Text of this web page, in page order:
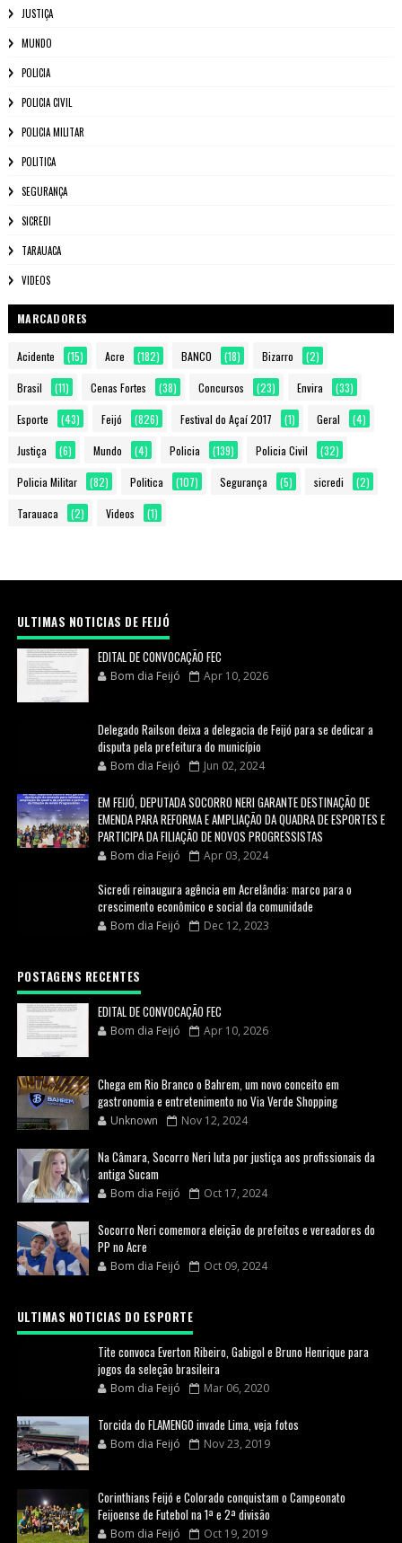
JUSTIÇA
MUNDO
POLICIA
POLICIA CIVIL
POLICIA MILITAR
POLITICA
SEGURANÇA
SICREDI
TARAUACA
VIDEOS
MARCADORES
Acidente (15) Acre (182) BANCO (18) Bizarro (2)
Brasil (11) Cenas Fortes (38) Concursos (23) Envira (33)
Esporte (43) Feijó (826) Festival do Açaí 2017 (1) Geral (4)
Justiça (6) Mundo (4) Policia (139) Policia Civil (32)
Policia Militar (82) Politica (107) Segurança (5) sicredi (2)
Tarauaca (2) Videos (1)
ULTIMAS NOTICIAS DE FEIJÓ
EDITAL DE CONVOCAÇÃO FEC
Bom dia Feijó Apr 10, 2026
Delegado Railson deixa a delegacia de Feijó para se dedicar a
disputa pela prefeitura do município
Bom dia Feijó Jun 02, 2024
EM FEIJÓ, DEPUTADA SOCORRO NERI GARANTE DESTINAÇÃO DE
EMENDA PARA REFORMA E AMPLIAÇÃO DA QUADRA DE ESPORTES E
PARTICIPA DA FILIAÇÃO DE NOVOS PROGRESSISTAS
Bom dia Feijó Apr 03, 2024
Sicredi reinaugura agência em Acrelândia: marco para o
crescimento econômico e social da comunidade
Bom dia Feijó Dec 12, 2023
POSTAGENS RECENTES
EDITAL DE CONVOCAÇÃO FEC
Bom dia Feijó Apr 10, 2026
Chega em Rio Branco o Bahrem, um novo conceito em
gastronomia e entretenimento no Via Verde Shopping
Unknown Nov 12, 2024
Na Câmara, Socorro Neri luta por justiça aos profissionais da
antiga Sucam
Bom dia Feijó Oct 17, 2024
Socorro Neri comemora eleição de prefeitos e vereadores do
PP no Acre
Bom dia Feijó Oct 09, 2024
ULTIMAS NOTICIAS DO ESPORTE
Tite convoca Everton Ribeiro, Gabigol e Bruno Henrique para
jogos da seleção brasileira
Bom dia Feijó Mar 06, 2020
Torcida do FLAMENGO invade Lima, veja fotos
Bom dia Feijó Nov 23, 2019
Corinthians Feijó e Colorado conquistam o Campeonato
Feijoense de Futebol na 1ª e 2ª divisão
Bom dia Feijó Oct 19, 2019